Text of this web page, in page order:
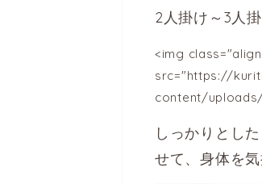
2人掛け～3人
<img
src="https://
content/uploads/
しっかりとし
せて、身体を